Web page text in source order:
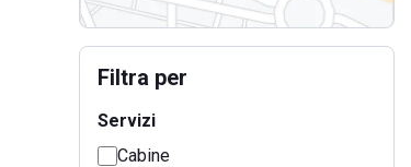
Filtra per
Servizi
Cabine